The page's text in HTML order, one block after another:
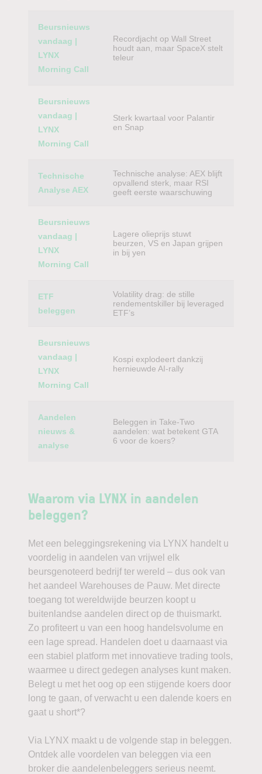
Beursnieuws
vandaag |
LYNX
Morning Call
Recordjacht op Wall Street
houdt aan, maar SpaceX stelt
teleur
Beursnieuws
vandaag |
LYNX
Morning Call
Sterk kwartaal voor Palantir
en Snap
Technische
Analyse AEX
Technische analyse: AEX blijft
opvallend sterk, maar RSI
geeft eerste waarschuwing
Beursnieuws
vandaag |
LYNX
Morning Call
Lagere olieprijs stuwt
beurzen, VS en Japan grijpen
in bij yen
ETF
beleggen
Volatility drag: de stille
rendementskiller bij leveraged
ETF’s
Beursnieuws
vandaag |
LYNX
Morning Call
Kospi explodeert dankzij
hernieuwde AI-rally
Aandelen
nieuws &
analyse
Beleggen in Take-Two
aandelen: wat betekent GTA
6 voor de koers?
Waarom via LYNX in aandelen
beleggen?
Met een beleggingsrekening via LYNX handelt u
voordelig in aandelen van vrijwel elk
beursgenoteerd bedrijf ter wereld – dus ook van
het aandeel Warehouses de Pauw. Met directe
toegang tot wereldwijde beurzen koopt u
buitenlandse aandelen direct op de thuismarkt.
Zo profiteert u van een hoog handelsvolume en
een lage spread. Handelen doet u daarnaast via
een stabiel platform met innovatieve trading tools,
waarmee u direct gedegen analyses kunt maken.
Belegt u met het oog op een stijgende koers door
long te gaan, of verwacht u een dalende koers en
gaat u short*?
Via LYNX maakt u de volgende stap in beleggen.
Ontdek alle voordelen van beleggen via een
broker die aandelenbeleggers serieus neemt.